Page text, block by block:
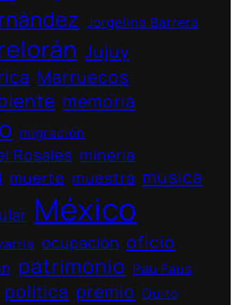
Jorgelina Barrera
Jujuy
Marruecos
memoria
migración
Rosales minería
muerte muestra musica
México
ocupación oficio
patrimonio Pau Faus
política premio Quito